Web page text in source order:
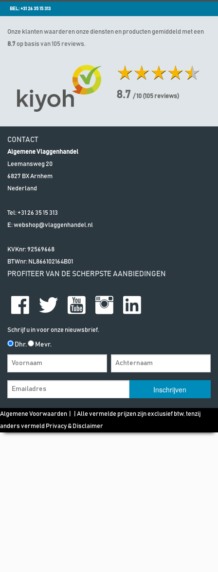
BEL: +31 26 35 15 313
Onze klanten waarderen onze diensten en producten gemiddeld met een
8.7 op basis van 105 reviews.
8.7 / 10 (105 reviews)
CONTACT
Algemene Vlaggenhandel
Leemansweg 20
6827 BXArnhem
Nederland
Tel: +31 26 35 15 313
E:webshop@vlaggenhandel.nl
KVKnr: 92569668
BTWnr: NL866102164B01
PROFITEER VAN DE SCHERPSTE AANBIEDINGEN
Schrijf u in voor onze nieuwsbrief.
Dhr. Mevr.
Algemene Voorwaarden | | Alle vermelde prijzen zijn exclusief btw, tenzij
anders vermeld Privacy & Disclaimer